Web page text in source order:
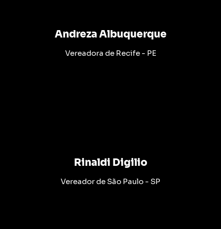
Andreza Albuquerque
Vereadora de Recife - PE
Rinaldi Digilio
Vereador de São Paulo - SP